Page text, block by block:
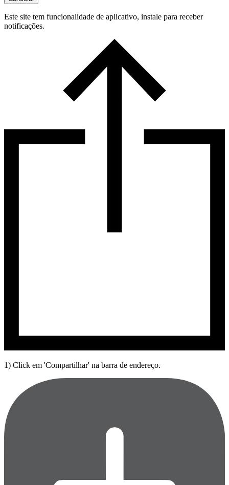
Este site tem funcionalidade de aplicativo, instale para receber
notificações.
1) Click em 'Compartilhar' na barra de endereço.